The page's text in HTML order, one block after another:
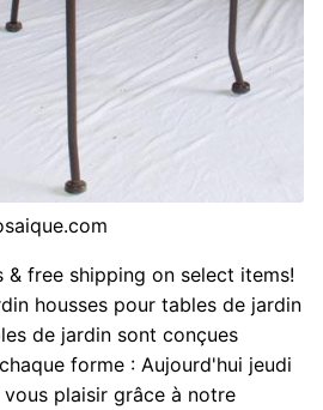
& free shipping on select items!
housses pour tables de jardin
de jardin sont conçues
forme : Aujourd'hui jeudi
plaisir grâce à notre